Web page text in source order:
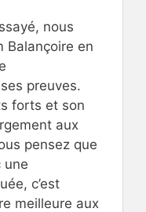
nous
Balançoire en
preuves.
forts et son
aux
pensez que
une
c’est
meilleure aux